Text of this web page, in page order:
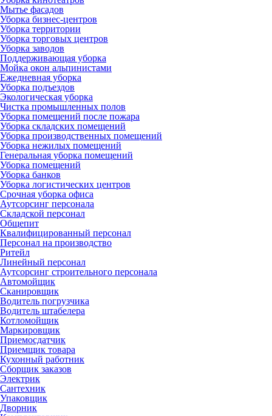
Мытье фасадов
Уборка бизнес-центров
Уборка территории
Уборка торговых центров
Уборка заводов
Поддерживающая уборка
Мойка окон альпинистами
Ежедневная уборка
Уборка подъездов
Экологическая уборка
Чистка промышленных полов
Уборка помещений после пожара
Уборка складских помещений
Уборка производственных помещений
Уборка нежилых помещений
Генеральная уборка помещений
Уборка помещений
Уборка банков
Уборка логистических центров
Срочная уборка офиса
Аутсорсинг персонала
Складской персонал
Общепит
Квалифицированный персонал
Персонал на производство
Ритейл
Линейный персонал
Аутсорсинг строительного персонала
Автомойщик
Сканировщик
Водитель погрузчика
Водитель штабелера
Котломойщик
Маркировщик
Приемосдатчик
Приемщик товара
Кухонный работник
Сборщик заказов
Электрик
Сантехник
Упаковщик
Дворник